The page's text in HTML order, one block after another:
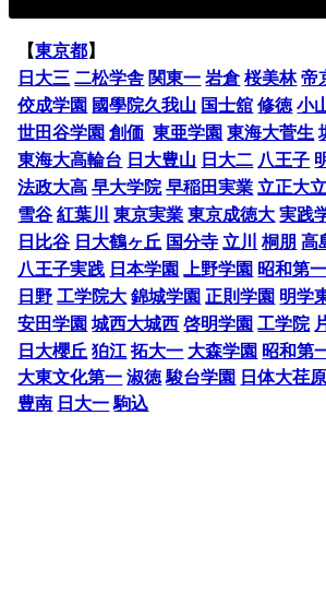
【東京都】
日大三 二松学舎 関東一 岩倉 桜美林 帝
佼成学園 國學院久我山 国士舘 修徳 小
世田谷学園 創価 東亜学園 東海大菅生
東海大高輪台 日大豊山 日大二 八王子
法政大高 早大学院 早稲田実業 立正大
雪谷 紅葉川 東京実業 東京成徳大 実践
日比谷 日大鶴ヶ丘 国分寺 立川 桐朋 高
八王子実践 日本学園 上野学園 昭和第
日野 工学院大 錦城学園 正則学園 明学
安田学園 城西大城西 啓明学園 工学院
日大櫻丘 狛江 拓大一 大森学園 昭和第
大東文化第一 淑徳 駿台学園 日体大荏原
豊南 日大一 駒込